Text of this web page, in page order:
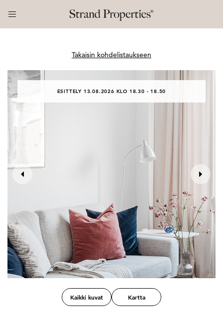
Takaisin kohdelistaukseen
ESITTELY 13.08.2026 KLO 18.30 - 18.50
Kaikki kuvat Kartta